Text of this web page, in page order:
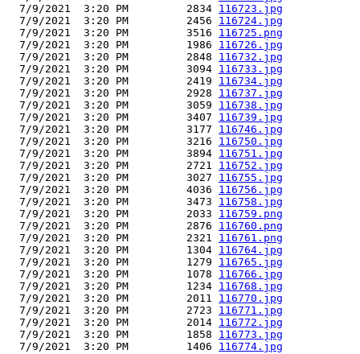
  7/9/2021  3:20 PM         2834
116723.jpg
  7/9/2021  3:20 PM         2456
116724.jpg
  7/9/2021  3:20 PM         3516
116725.png
  7/9/2021  3:20 PM         1986
116726.jpg
  7/9/2021  3:20 PM         2848
116732.jpg
  7/9/2021  3:20 PM         3094
116733.jpg
  7/9/2021  3:20 PM         2419
116734.jpg
  7/9/2021  3:20 PM         2928
116737.jpg
  7/9/2021  3:20 PM         3059
116738.jpg
  7/9/2021  3:20 PM         3407
116739.jpg
  7/9/2021  3:20 PM         3177
116746.jpg
  7/9/2021  3:20 PM         3216
116750.jpg
  7/9/2021  3:20 PM         3894
116751.jpg
  7/9/2021  3:20 PM         2721
116752.jpg
  7/9/2021  3:20 PM         3027
116755.jpg
  7/9/2021  3:20 PM         4036
116756.jpg
  7/9/2021  3:20 PM         3473
116758.jpg
  7/9/2021  3:20 PM         2033
116759.png
  7/9/2021  3:20 PM         2876
116760.png
  7/9/2021  3:20 PM         2321
116761.png
  7/9/2021  3:20 PM         1304
116764.jpg
  7/9/2021  3:20 PM         1279
116765.jpg
  7/9/2021  3:20 PM         1078
116766.jpg
  7/9/2021  3:20 PM         1234
116768.jpg
  7/9/2021  3:20 PM         2011
116770.jpg
  7/9/2021  3:20 PM         2723
116771.jpg
  7/9/2021  3:20 PM         2014
116772.jpg
  7/9/2021  3:20 PM         1858
116773.jpg
  7/9/2021  3:20 PM         1406
116774.jpg